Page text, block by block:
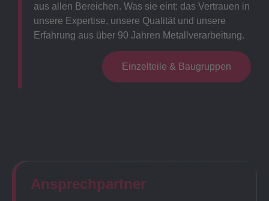
aus allen Bereichen. Was sie eint: das Vertrauen in
unsere Expertise, unsere Qualität und unsere
Erfahrung aus über 90 Jahren Metallverarbeitung.
Einzelteile & Baugruppen
Ansprechpartner​